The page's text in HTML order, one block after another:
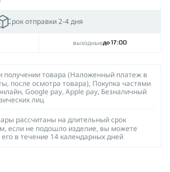
Срок отправки 2-4 дня
выходныедо 17:00
получении товара (Наложенный платеж в
после осмотра товара), Покупка частями
Google pay, Apple pay, Безналичный
лиц
рассчитаны на длительный срок
если не подошло изделие, вы можете
в течение 14 календарных дней